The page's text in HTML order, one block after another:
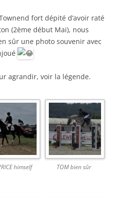
fort dépité d’avoir raté
(2ème début Mai), nous
sûr une photo souvenir avec
agrandir, voir la légende.
himself TOM bien sûr